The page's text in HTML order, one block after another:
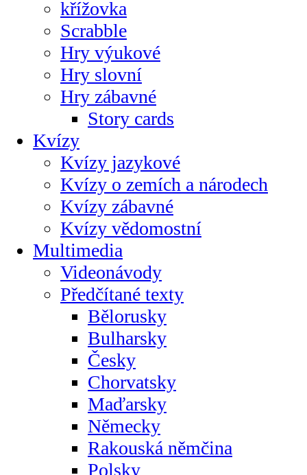
křížovka
Scrabble
Hry výukové
Hry slovní
Hry zábavné
Story cards
Kvízy
Kvízy jazykové
Kvízy o zemích a národech
Kvízy zábavné
Kvízy vědomostní
Multimedia
Videonávody
Předčítané texty
Bělorusky
Bulharsky
Česky
Chorvatsky
Maďarsky
Německy
Rakouská němčina
Polsky